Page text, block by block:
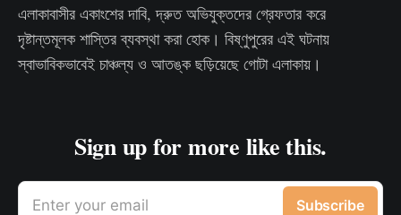
এলাকাবাসীর একাংশের দাবি, দ্রুত অভিযুক্তদের গ্রেফতার করে
দৃষ্টান্তমূলক শাস্তির ব্যবস্থা করা হোক। বিষ্ণুপুরের এই ঘটনায়
স্বাভাবিকভাবেই চাঞ্চল্য ও আতঙ্ক ছড়িয়েছে গোটা এলাকায়।
Sign up for more like this.
Enter your email Subscribe